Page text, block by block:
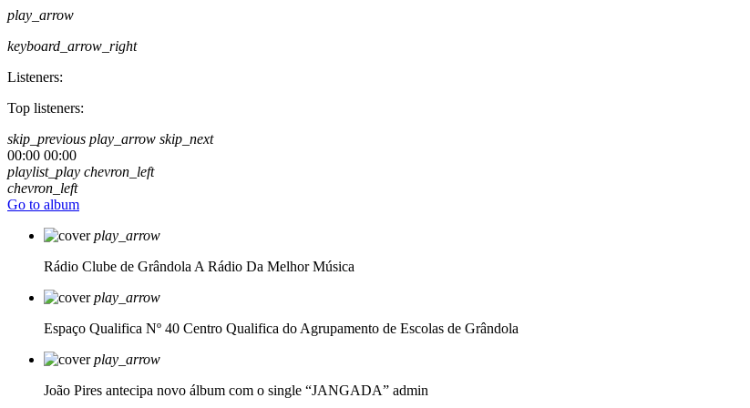
play_arrow
keyboard_arrow_right
Listeners:
Top listeners:
skip_previous play_arrow skip_next
00:00 00:00
playlist_play chevron_left
chevron_left
Go to album
play_arrow
Rádio Clube de Grândola A Rádio Da Melhor Música
play_arrow
Espaço Qualifica Nº 40 Centro Qualifica do Agrupamento de Escolas de Grândola
play_arrow
João Pires antecipa novo álbum com o single “JANGADA” admin